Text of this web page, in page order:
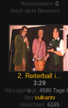
Kommentare: 0
Noch nicht Bewertet
2. Reiterball i...
3:29
Hinzugef�gt: 4580 Tage
Von vulkantv
Ansichten: 6165